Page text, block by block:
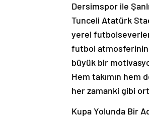
Dersimspor ile
Tunceli Atatürk
yerel
futbol atmosferinin
büyük bir
Hem takımın
her zamanki gibi
Kupa Yolunda Bir